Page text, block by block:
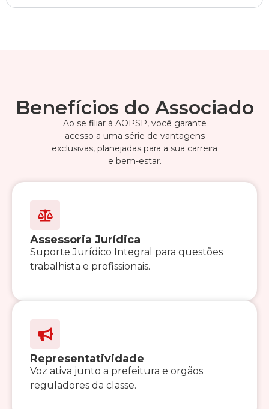
Benefícios do Associado
Ao se filiar à AOPSP, você garante
acesso a uma série de vantagens
exclusivas, planejadas para a sua carreira
e bem-estar.
Assessoria Jurídica
Suporte Jurídico Integral para questões
trabalhista e profissionais.
Representatividade
Voz ativa junto a prefeitura e orgãos
reguladores da classe.